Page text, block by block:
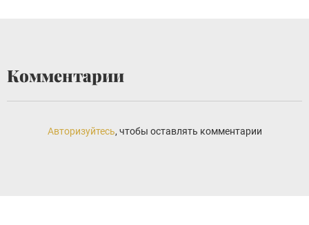
Комментарии
Авторизуйтесь, чтобы оставлять комментарии